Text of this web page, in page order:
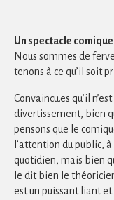
Un spectacle
Nous sommes de
tenons à ce qu’il soit
Convaincu.es qu’il
divertissement, bien
pensons que le
l’attention du public,
quotidien, mais bien
le dit bien le
est un puissant liant